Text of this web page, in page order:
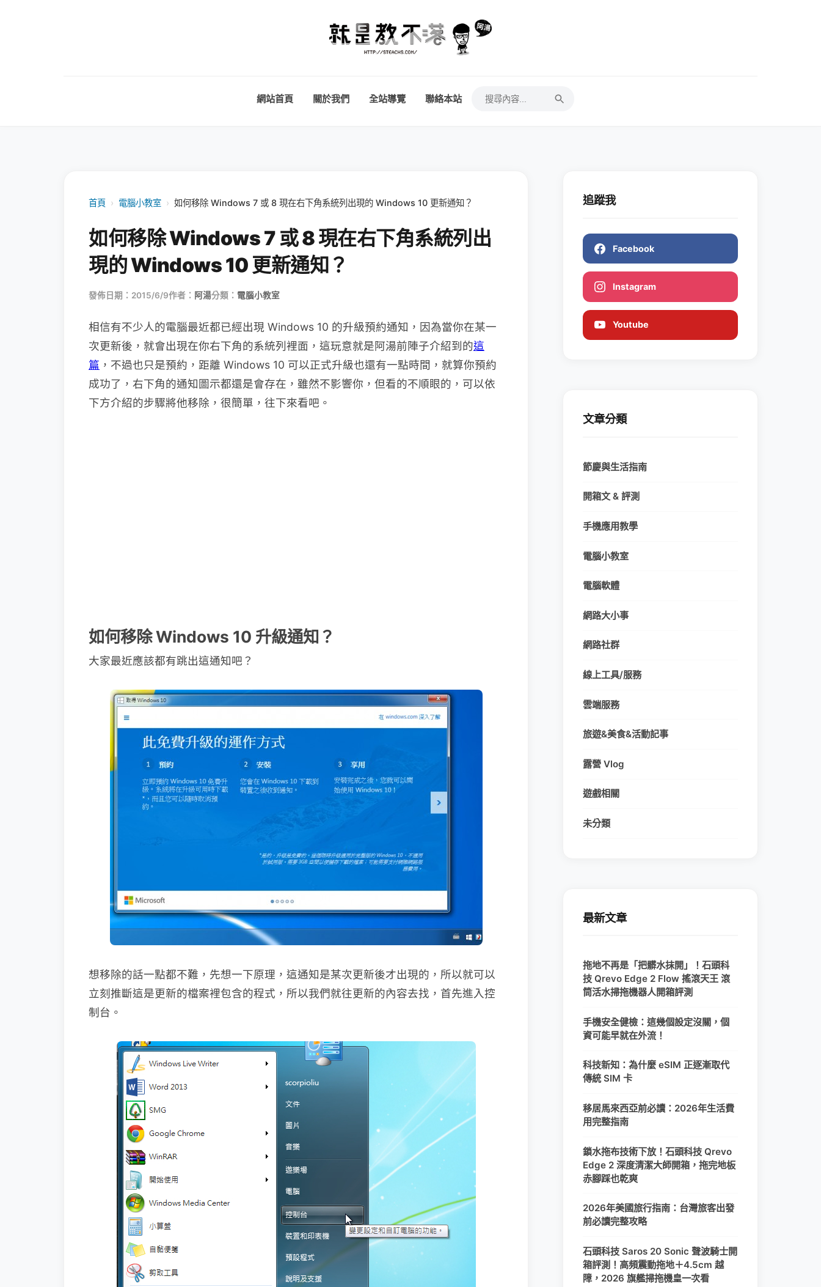
網站首頁 關於我們 全站導覽 聯絡本站
首頁 › 電腦小教室 › 如何移除 Windows 7 或 8 現在右下角系統列出現的 Windows 10 更新通知？
如何移除 Windows 7 或 8 現在右下角系統列出
現的 Windows 10 更新通知？
發佈日期：2015/6/9作者： 阿湯分類： 電腦小教室
相信有不少人的電腦最近都已經出現 Windows 10 的升級預約通知，因為當你在某一
次更新後，就會出現在你右下角的系統列裡面，這玩意就是阿湯前陣子介紹到的這
篇 ，不過也只是預約，距離 Windows 10 可以正式升級也還有一點時間，就算你預約
成功了，右下角的通知圖示都還是會存在，雖然不影響你，但看的不順眼的，可以依
下方介紹的步驟將他移除，很簡單，往下來看吧。
如何移除 Windows 10 升級通知？
大家最近應該都有跳出這通知吧？
想移除的話一點都不難，先想一下原理，這通知是某次更新後才出現的，所以就可以
立刻推斷這是更新的檔案裡包含的程式，所以我們就往更新的內容去找，首先進入控
制台。
追蹤我
Facebook
Instagram
Youtube
文章分類
節慶與生活指南
開箱文 & 評測
手機應用教學
電腦小教室
電腦軟體
網路大小事
網路社群
線上工具/服務
雲端服務
旅遊&美食&活動記事
露營 Vlog
遊戲相關
未分類
最新文章
拖地不再是「把髒水抹開」！石頭科
技 Qrevo Edge 2 Flow 搖滾天王 滾
筒活水掃拖機器人開箱評測
手機安全健檢：這幾個設定沒關，個
資可能早就在外流！
科技新知：為什麼 eSIM 正逐漸取代
傳統 SIM 卡
移居馬來西亞前必讀：2026年生活費
用完整指南
鎖水拖布技術下放！石頭科技 Qrevo
Edge 2 深度清潔大師開箱，拖完地板
赤腳踩也乾爽
2026年美國旅行指南：台灣旅客出發
前必讀完整攻略
石頭科技 Saros 20 Sonic 聲波騎士開
箱評測！高頻震動拖地＋4.5cm 越
障，2026 旗艦掃拖機皇一次看